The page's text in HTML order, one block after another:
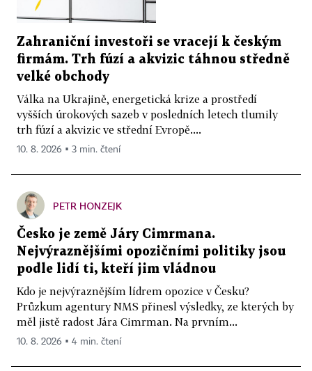
Zahraniční investoři se vracejí k českým
firmám. Trh fúzí a akvizic táhnou středně
velké obchody
Válka na Ukrajině, energetická krize a prostředí
vyšších úrokových sazeb v posledních letech tlumily
trh fúzí a akvizic ve střední Evropě....
10. 8. 2026 ▪ 3 min. čtení
PETR HONZEJK
Česko je země Járy Cimrmana.
Nejvýraznějšími opozičními politiky jsou
podle lidí ti, kteří jim vládnou
Kdo je nejvýraznějším lídrem opozice v Česku?
Průzkum agentury NMS přinesl výsledky, ze kterých by
měl jistě radost Jára Cimrman. Na prvním...
10. 8. 2026 ▪ 4 min. čtení